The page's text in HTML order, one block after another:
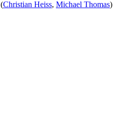
(Christian Heiss, Michael Thomas)